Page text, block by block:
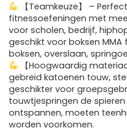
【Teamkeuze】 –
fitnessoefeningen met
voor scholen, bedrijf,
geschikt voor boksen MMA
boksen, overslaan,
【Hoogwaardig
gebreid katoenen touw,
geschikter voor
touwtjespringen de
ontspannen, moeten
worden voorkomen.